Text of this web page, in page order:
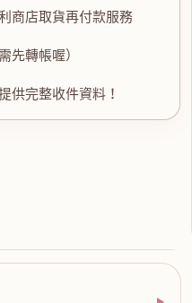
商店取貨再付款服務
先轉帳喔）
供完整收件資料！